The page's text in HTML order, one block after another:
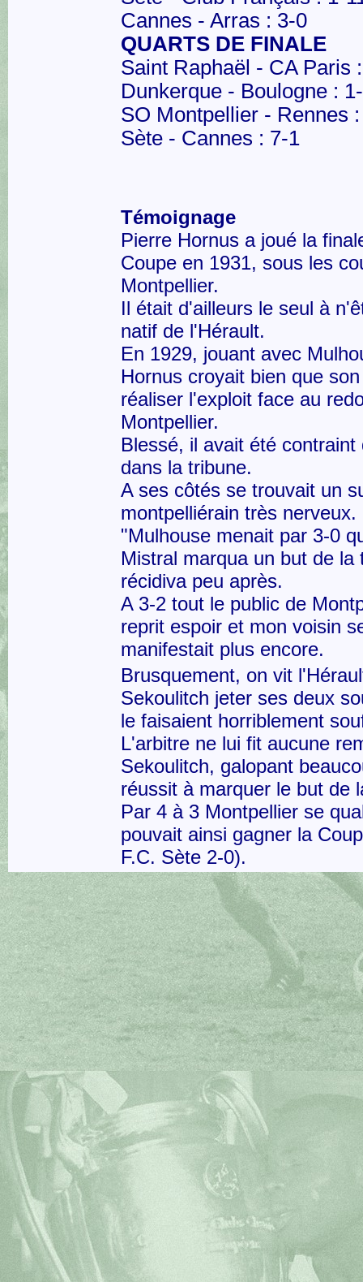
Cannes - Arras : 3-0
QUARTS DE FINALE
Saint Raphaël - CA Paris
Dunkerque - Boulogne :
SO Montpellier - Rennes
Sète - Cannes : 7-1
Témoignage
Pierre Hornus a joué la
Coupe en 1931, sous les
Montpellier.
Il était d'ailleurs le seul à
natif de l'Hérault.
En 1929, jouant avec
Hornus croyait bien que
réaliser l'exploit face au
Montpellier.
Blessé, il avait été contraint
dans la tribune.
A ses côtés se trouvait un
montpelliérain très nerveux.
"Mulhouse menait par 3-0
Mistral marqua un but de la
récidiva peu après.
A 3-2 tout le public de
reprit espoir et mon voisin
manifestait plus encore.
Brusquement, on vit
Sekoulitch jeter ses deux
le faisaient horriblement
L'arbitre ne lui fit aucune
Sekoulitch, galopant
réussit à marquer le but de
Par 4 à 3 Montpellier se
pouvait ainsi gagner la
F.C. Sète 2-0).